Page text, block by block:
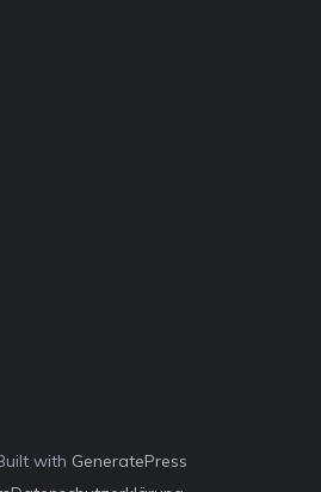
with GeneratePress